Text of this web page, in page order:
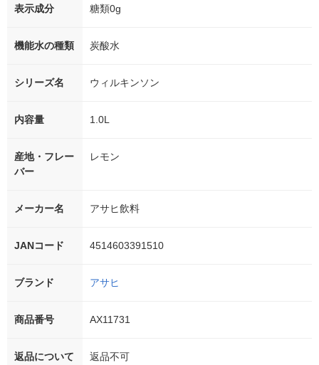
表示成分 糖類0g
機能水の種類 炭酸水
シリーズ名 ウィルキンソン
内容量 1.0L
産地・フレー
バー
レモン
メーカー名 アサヒ飲料
JANコード 4514603391510
ブランド アサヒ
商品番号 AX11731
返品について
返品不可